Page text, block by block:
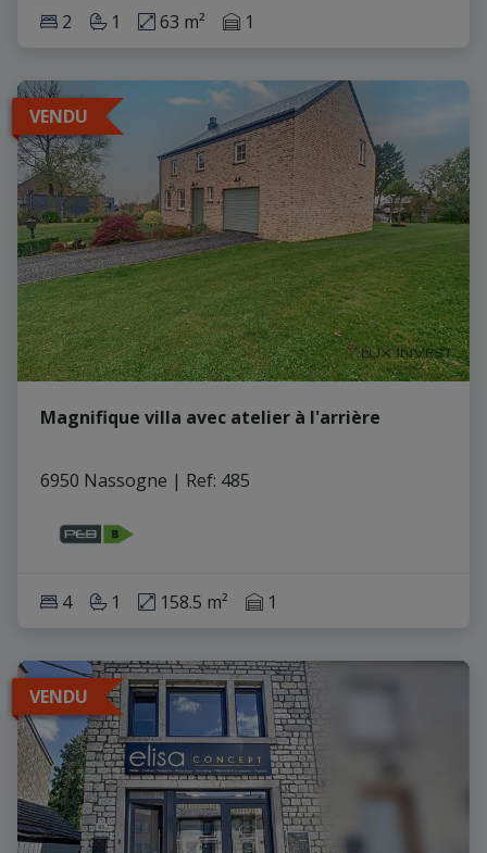
2 1 63 m² 1
VENDU
Magnifique villa avec atelier à l'arrière
6950 Nassogne | Ref: 485
4 1 158.5 m² 1
VENDU